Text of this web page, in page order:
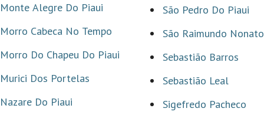
Monte Alegre Do Piaui
Morro Cabeca No Tempo
Morro Do Chapeu Do Piaui
Murici Dos Portelas
Nazare Do Piaui
São Pedro Do Piaui
São Raimundo Nonato
Sebastião Barros
Sebastião Leal
Sigefredo Pacheco